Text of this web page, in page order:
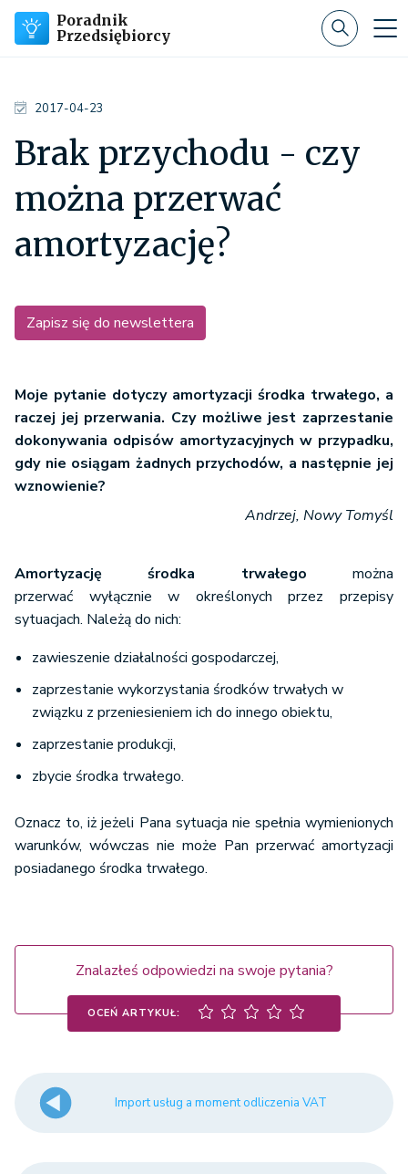
Poradnik
Przedsiębiorcy
2017-04-23
Brak przychodu - czy
można przerwać
amortyzację?
Zapisz się do newslettera
Moje pytanie dotyczy amortyzacji środka trwałego, a
raczej jej przerwania. Czy możliwe jest zaprzestanie
dokonywania odpisów amortyzacyjnych w przypadku,
gdy nie osiągam żadnych przychodów, a następnie jej
wznowienie?
Andrzej, Nowy Tomyśl
Amortyzację środka trwałego można
przerwać wyłącznie w określonych przez przepisy
sytuacjach. Należą do nich:
zawieszenie działalności gospodarczej,
zaprzestanie wykorzystania środków trwałych w
związku z przeniesieniem ich do innego obiektu,
zaprzestanie produkcji,
zbycie środka trwałego.
Oznacz to, iż jeżeli Pana sytuacja nie spełnia wymienionych
warunków, wówczas nie może Pan przerwać amortyzacji
posiadanego środka trwałego.
Znalazłeś odpowiedzi na swoje pytania?
OCEŃ ARTYKUŁ:
Import usług a moment odliczenia VAT